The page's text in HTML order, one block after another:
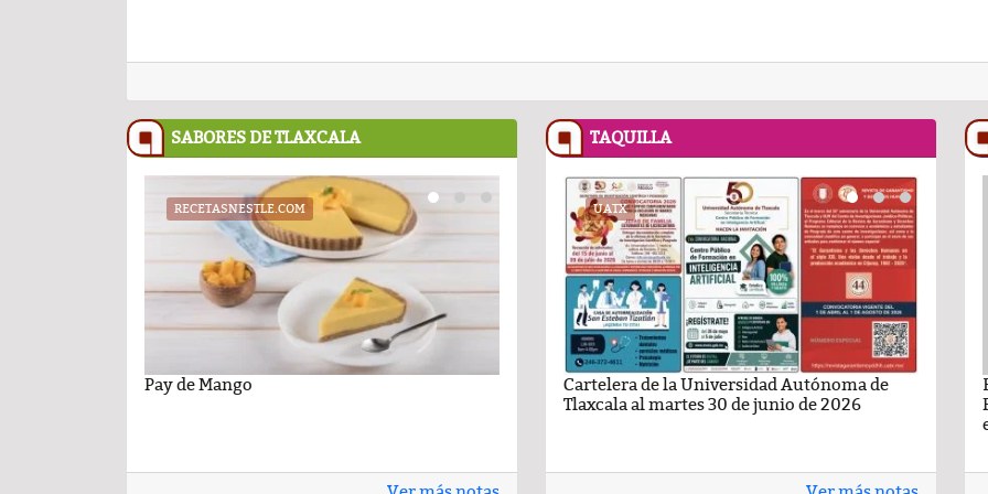
SABORES DE TLAXCALA
RECETASNESTLE.COM
Pay de Mango
RECETASNESTLE.COM
Flan Napolitano
Carlota de
casero
TAQUILLA
Autónoma de
UATX
Cartelera de la Universidad Autónoma de
UATX
Cartelera de la Universidad Autónoma de
Tlaxcala al martes 30 de junio de 2026
PODCAST
Comentario por el Dr. Fernando León Nava
PODCAST
Comentario por Raul Avila Ortiz del día 22-
Enero-2026